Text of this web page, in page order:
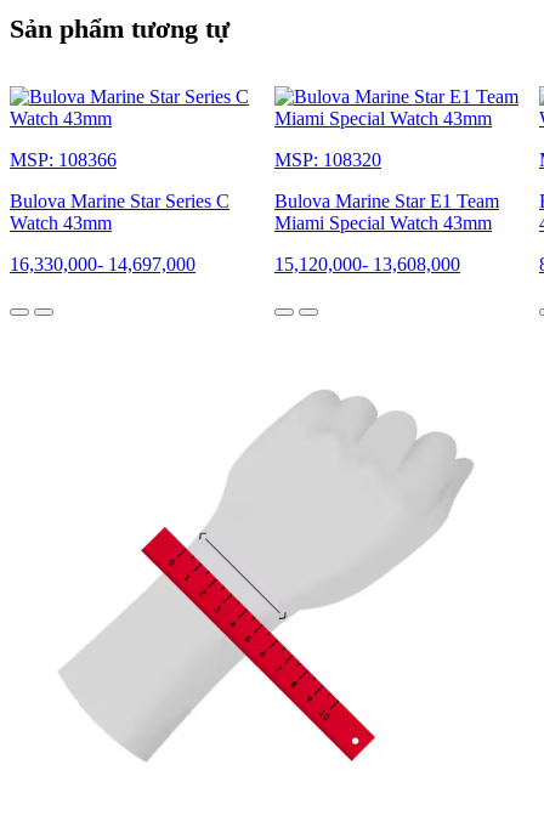
Sản phẩm tương tự
MSP: 108366
Bulova Marine Star Series C
Watch 43mm
16,330,000- 14,697,000
MSP: 108320
Bulova Marine Star E1 Team
Miami Special Watch 43mm
15,120,000- 13,608,000